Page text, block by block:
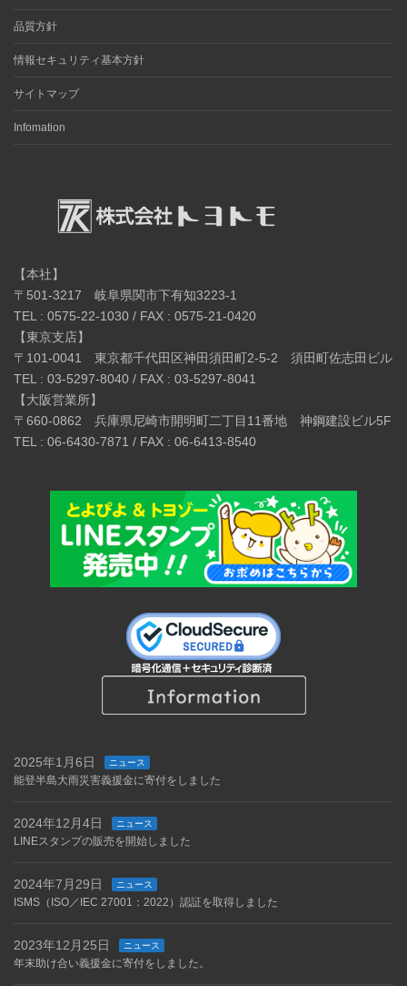
品質方針
情報セキュリティ基本方針
サイトマップ
Infomation
【本社】
〒501-3217 岐阜県関市下有知3223-1
TEL : 0575-22-1030 / FAX : 0575-21-0420
【東京支店】
〒101-0041 東京都千代田区神田須田町2-5-2 須田町佐志田ビル
TEL : 03-5297-8040 / FAX : 03-5297-8041
【大阪営業所】
〒660-0862 兵庫県尼崎市開明町二丁目11番地 神鋼建設ビル5F
TEL : 06-6430-7871 / FAX : 06-6413-8540
2025年1月6日 ニュース
能登半島大雨災害義援金に寄付をしました
2024年12月4日 ニュース
LINEスタンプの販売を開始しました
2024年7月29日 ニュース
ISMS（ISO／IEC 27001：2022）認証を取得しました
2023年12月25日 ニュース
年末助け合い義援金に寄付をしました。